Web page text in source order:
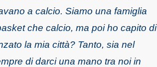
a calcio. Siamo una famiglia
che calcio, ma poi ho capito di
la mia città? Tanto, sia nel
di darci una mano tra noi in